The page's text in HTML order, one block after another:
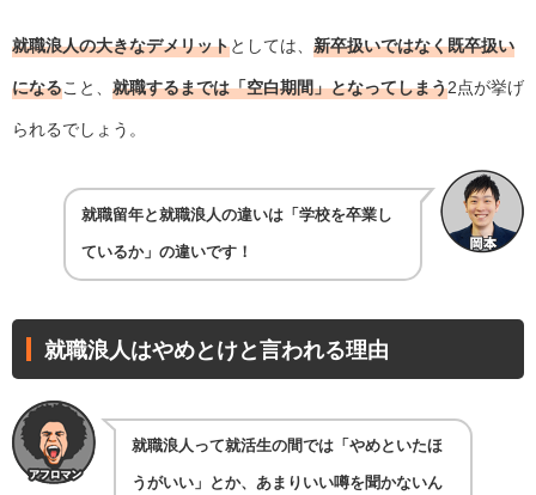
就職浪人の大きなデメリットとしては、 新卒扱いではなく既卒扱い
になること、 就職するまでは「空白期間」となってしまう2点が挙げ
られるでしょう。
就職留年と就職浪人の違いは「学校を卒業し
ているか」の違いです！
就職浪人はやめとけと言われる理由
就職浪人って就活生の間では「やめといたほ
うがいい」とか、あまりいい噂を聞かないん